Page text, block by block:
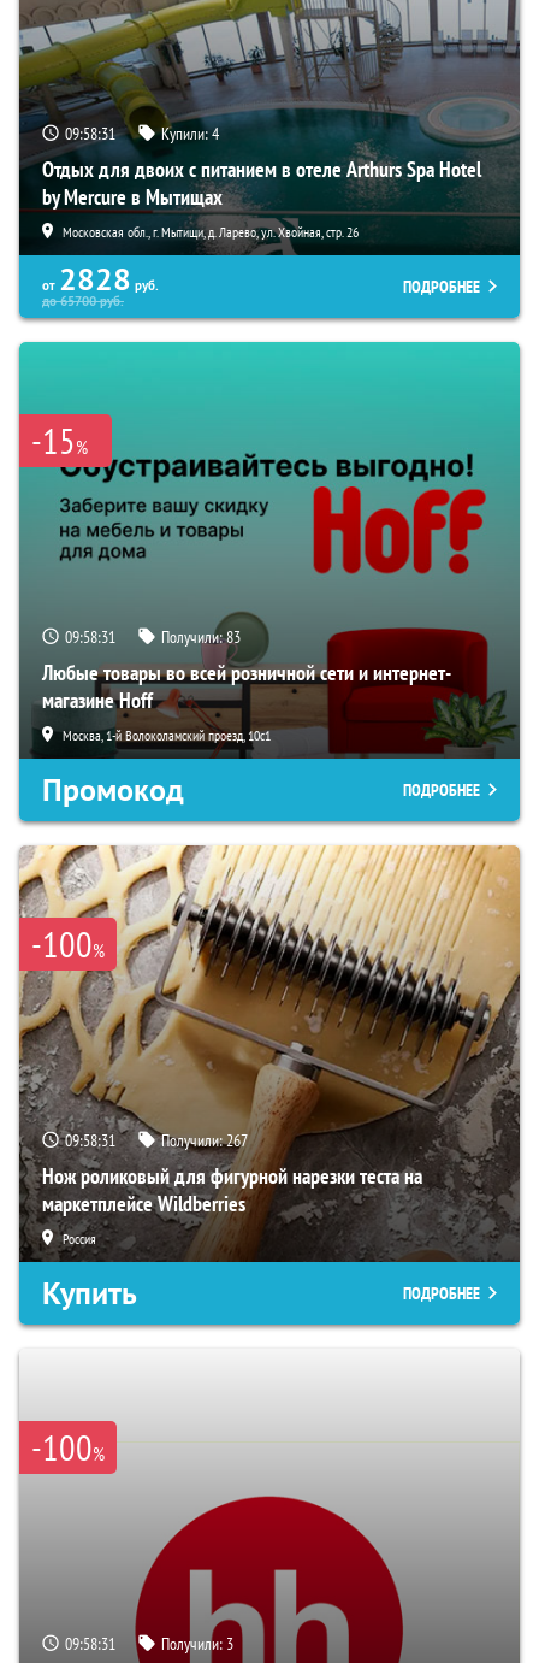
09:58:30 Купили:4
Отдых для двоих с питанием в отеле Arthurs Spa Hotel
by Mercure в Мытищах
Московская обл., г. Мытищи, д. Ларево, ул. Хвойная, стр. 26
от 2828 руб.
до65700руб.
ПОДРОБНЕЕ
-15%
09:58:30 Получили:83
Любые товары во всей розничной сети и интернет-
магазине Hoff
Москва, 1-й Волоколамский проезд, 10с1
Промокод ПОДРОБНЕЕ
-100%
09:58:30 Получили:267
Нож роликовый для фигурной нарезки теста на
маркетплейсе Wildberries
Россия
Купить ПОДРОБНЕЕ
-100%
09:58:30 Получили: 3